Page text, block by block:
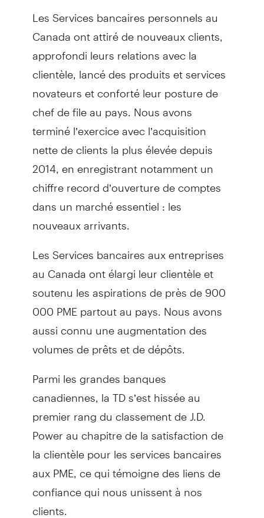
Les Services bancaires personnels au
Canada ont attiré de nouveaux clients,
approfondi leurs relations avec la
clientèle, lancé des produits et services
novateurs et conforté leur posture de
chef de file au pays. Nous avons
terminé l’exercice avec l’acquisition
nette de clients la plus élevée depuis
2014, en enregistrant notamment un
chiffre record d’ouverture de comptes
dans un marché essentiel : les
nouveaux arrivants.
Les Services bancaires aux entreprises
au Canada ont élargi leur clientèle et
soutenu les aspirations de près de 900
000 PME partout au pays. Nous avons
aussi connu une augmentation des
volumes de prêts et de dépôts.
Parmi les grandes banques
canadiennes, la TD s’est hissée au
premier rang du classement de J.D.
Power au chapitre de la satisfaction de
la clientèle pour les services bancaires
aux PME, ce qui témoigne des liens de
confiance qui nous unissent à nos
clients.